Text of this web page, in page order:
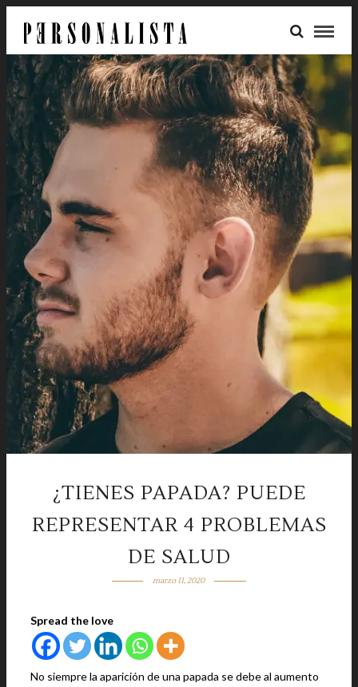
¿TIENES PAPADA? PUEDE
REPRESENTAR 4 PROBLEMAS
DE SALUD
marzo 11, 2020
Spread the love
No siempre la aparición de una papada se debe al aumento